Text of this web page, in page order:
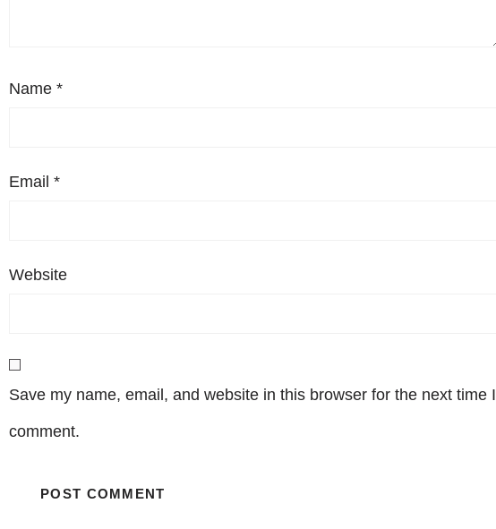
Name *
Email *
Website
Save my name, email, and website in this browser for the next time I
comment.